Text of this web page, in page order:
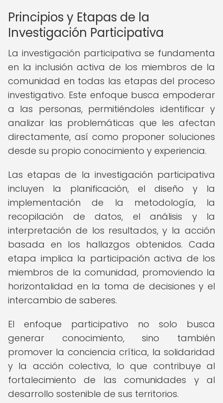
Principios y Etapas de la
Investigación Participativa
La investigación participativa se fundamenta
en la inclusión activa de los miembros de la
comunidad en todas las etapas del proceso
investigativo. Este enfoque busca empoderar
a las personas, permitiéndoles identificar y
analizar las problemáticas que les afectan
directamente, así como proponer soluciones
desde su propio conocimiento y experiencia.
Las etapas de la investigación participativa
incluyen la planificación, el diseño y la
implementación de la metodología, la
recopilación de datos, el análisis y la
interpretación de los resultados, y la acción
basada en los hallazgos obtenidos. Cada
etapa implica la participación activa de los
miembros de la comunidad, promoviendo la
horizontalidad en la toma de decisiones y el
intercambio de saberes.
El enfoque participativo no solo busca
generar conocimiento, sino también
promover la conciencia crítica, la solidaridad
y la acción colectiva, lo que contribuye al
fortalecimiento de las comunidades y al
desarrollo sostenible de sus territorios.